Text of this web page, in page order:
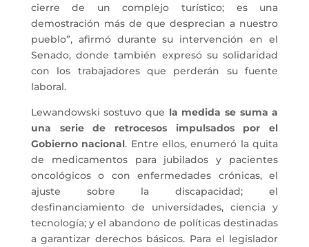
cierre de un complejo turístico; es una
demostración más de que desprecian a nuestro
pueblo”, afirmó durante su intervención en el
Senado, donde también expresó su solidaridad
con los trabajadores que perderán su fuente
laboral.
Lewandowski sostuvo que la medida se suma a
una serie de retrocesos impulsados por el
Gobierno nacional. Entre ellos, enumeró la quita
de medicamentos para jubilados y pacientes
oncológicos o con enfermedades crónicas, el
ajuste sobre la discapacidad; el
desfinanciamiento de universidades, ciencia y
tecnología; y el abandono de políticas destinadas
a garantizar derechos básicos. Para el legislador